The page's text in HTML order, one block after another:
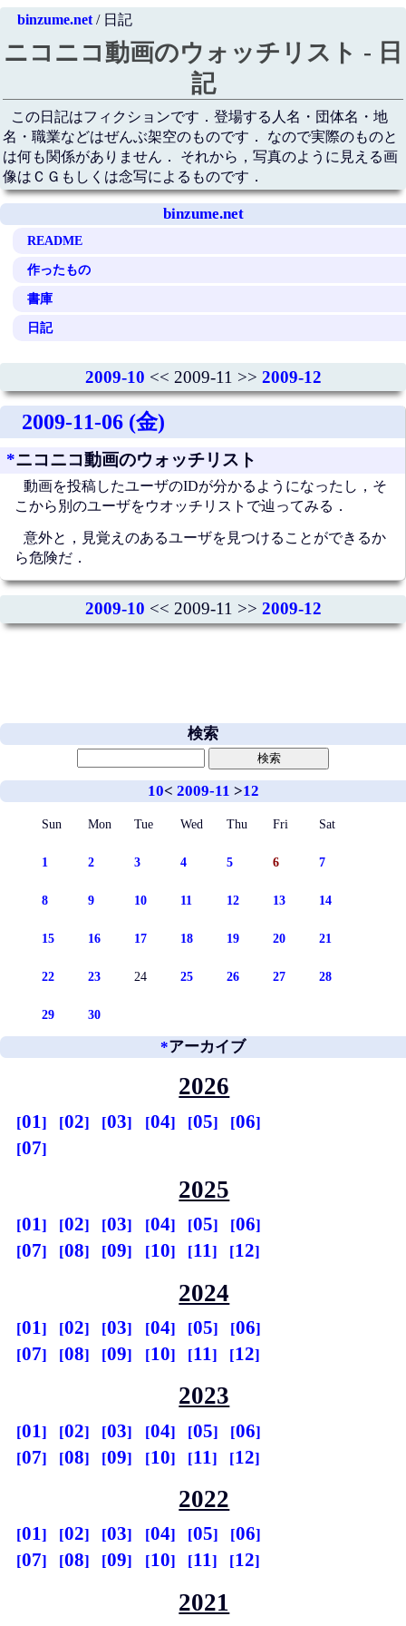
binzume.net/ 日記
ニコニコ動画のウォッチリスト - 日
記
この日記はフィクションです．登場する人名・団体名・地
名・職業などはぜんぶ架空のものです． なので実際のものと
は何も関係がありません． それから，写真のように見える画
像はＣＧもしくは念写によるものです．
binzume.net
README
作ったもの
書庫
日記
2009-10 << 2009-11 >> 2009-12
2009-11-06 (金)
*ニコニコ動画のウォッチリスト
動画を投稿したユーザのIDが分かるようになったし，そ
こから別のユーザをウオッチリストで辿ってみる．
意外と，見覚えのあるユーザを見つけることができるか
ら危険だ．
2009-10 << 2009-11 >> 2009-12
検索
10< 2009-11 >12
Sun Mon Tue Wed Thu Fri Sat
1 2 3 4 5 6 7
8 9 10 11 12 13 14
15 16 17 18 19 20 21
22 23 24 25 26 27 28
29 30
*アーカイブ
2026
01 02 03 04 05
06
07
2025
01 02 03 04 05
06
07
08 09 10 11 12
2024
01 02 03 04 05
06
07
08 09 10 11 12
2023
01 02 03 04 05
06
07
08 09 10 11 12
2022
01 02 03 04 05
06
07
08 09 10 11 12
2021